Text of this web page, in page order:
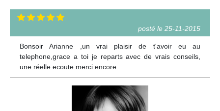
posté le 25-11-2015
Bonsoir Arianne ,un vrai plaisir de t'avoir eu au
telephone,grace a toi je reparts avec de vrais conseils,
une réelle ecoute merci encore